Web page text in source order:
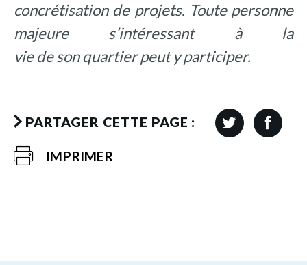
concrétisation de projets. Toute personne
majeure s’intéressant à la
vie de son quartier peut y participer.
PARTAGER CETTE PAGE :
IMPRIMER